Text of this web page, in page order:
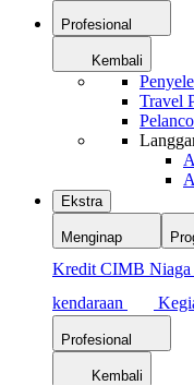
Profesional
Kembali
Travel
Ekstra
Menginap
Kredit CIMB
kendaraan
Profesional
Kembali